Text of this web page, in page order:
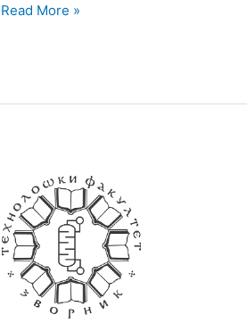
Read More »
Размјењивач
топлоте
(F1-
21),
Heat
Exchanger,
Armfield